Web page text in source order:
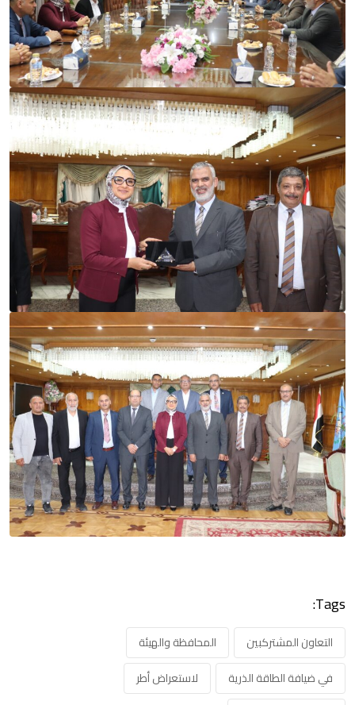
Tags:
التعاون المشتركبين
المحافظة والهيئة
في ضيافة الطاقة الذرية
لاستعراض أطر